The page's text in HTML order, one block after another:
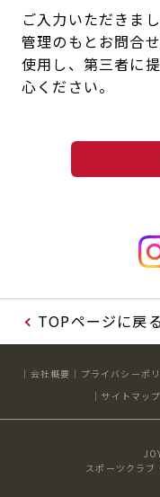
ご入力いただきま
管理のもとお問合
使用し、第三者に
心ください。
TOPページに戻る
会社概要 プライバシーポ
サイトマップ
スポーツクラ